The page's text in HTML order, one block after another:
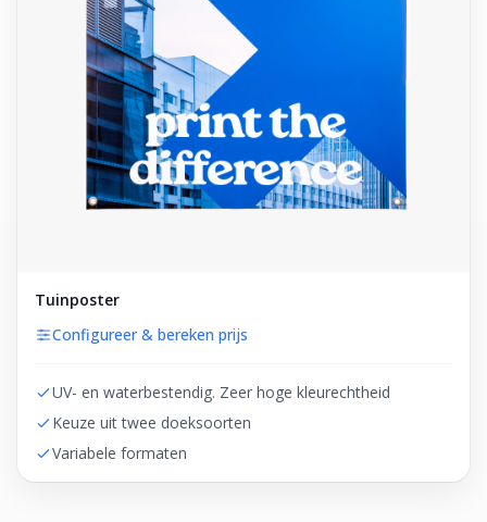
Tuinposter
Configureer & bereken prijs
UV- en waterbestendig. Zeer hoge kleurechtheid
Keuze uit twee doeksoorten
Variabele formaten